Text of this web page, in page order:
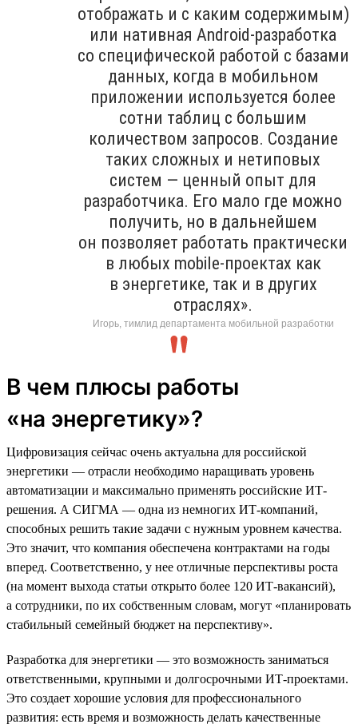
отображать и с каким содержимым)
или нативная Android-разработка
со специфической работой с базами
данных, когда в мобильном
приложении используется более
сотни таблиц с большим
количеством запросов. Создание
таких сложных и нетиповых
систем — ценный опыт для
разработчика. Его мало где можно
получить, но в дальнейшем
он позволяет работать практически
в любых mobile-проектах как
в энергетике, так и в других
отраслях».
Игорь, тимлид департамента мобильной разработки
В чем плюсы работы
«на энергетику»?
Цифровизация сейчас очень актуальна для российской
энергетики — отрасли необходимо наращивать уровень
автоматизации и максимально применять российские ИТ-
решения. А СИГМА — одна из немногих ИТ-компаний,
способных решить такие задачи с нужным уровнем качества.
Это значит, что компания обеспечена контрактами на годы
вперед. Соответственно, у нее отличные перспективы роста
(на момент выхода статьи открыто более 120 ИТ-вакансий),
а сотрудники, по их собственным словам, могут «планировать
стабильный семейный бюджет на перспективу».
Разработка для энергетики — это возможность заниматься
ответственными, крупными и долгосрочными ИТ-проектами.
Это создает хорошие условия для профессионального
развития: есть время и возможность делать качественные